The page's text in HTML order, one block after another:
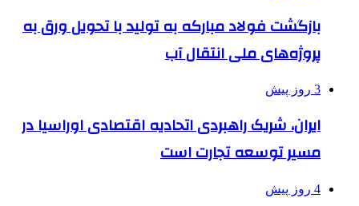
بازگشت فولاد مبارکه به تولید با تحویل ورق به
پروژه‌های ملی انتقال آب
3 روز پیش
ایران، شریک راهبردی اتحادیه اقتصادی اوراسیا در
مسیر توسعه تجارت است
4 روز پیش